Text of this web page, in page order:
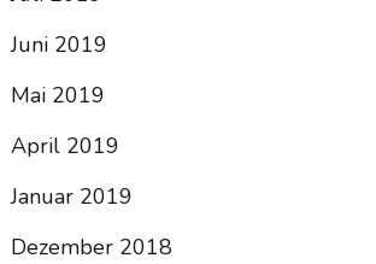
Juni 2019
Mai 2019
April 2019
Januar 2019
Dezember 2018